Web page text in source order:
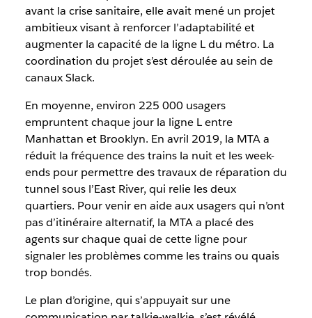
avant la crise sanitaire, elle avait mené un projet
ambitieux visant à renforcer l’adaptabilité et
augmenter la capacité de la ligne L du métro. La
coordination du projet s’est déroulée au sein de
canaux Slack.
En moyenne, environ 225 000 usagers
empruntent chaque jour la ligne L entre
Manhattan et Brooklyn. En avril 2019, la MTA a
réduit la fréquence des trains la nuit et les week-
ends pour permettre des travaux de réparation du
tunnel sous l’East River, qui relie les deux
quartiers. Pour venir en aide aux usagers qui n’ont
pas d’itinéraire alternatif, la MTA a placé des
agents sur chaque quai de cette ligne pour
signaler les problèmes comme les trains ou quais
trop bondés.
Le plan d’origine, qui s’appuyait sur une